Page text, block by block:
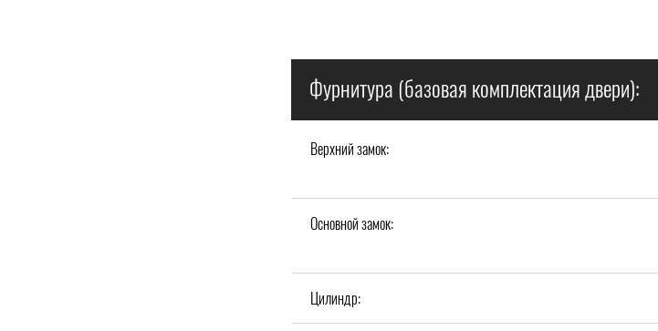
Фурнитура (базовая комплектация двери):
Верхний замок:
Основной замок:
Цилиндр: